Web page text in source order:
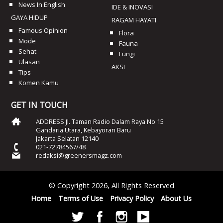
News In English
GAYA HIDUP
Famous Opinion
Mode
Sehat
Ulasan
Tips
Komen Kamu
IDE & INOVASI
RAGAM HAYATI
Flora
Fauna
Fungi
AKSI
GET IN TOUCH
ADDRESS Jl. Taman Radio Dalam Raya No 15
Gandaria Utara, Kebayoran Baru
Jakarta Selatan 12140
021-72784567/48
redaksi@greenersmagz.com
© Copyright 2026, All Rights Reserved
Home
Terms of Use Privacy Policy About Us